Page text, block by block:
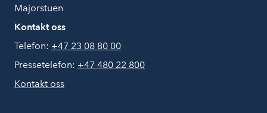
Majorstuen
Kontakt oss
Telefon: +47 23 08 80 00
Pressetelefon: +47 480 22 800
Kontakt oss